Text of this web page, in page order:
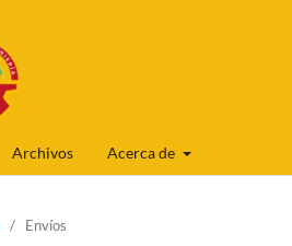
Archivos Acerca de
/ Envíos